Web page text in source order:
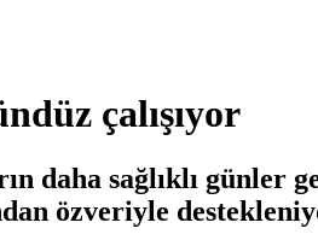
çalışıyor
daha sağlıklı günler
özveriyle